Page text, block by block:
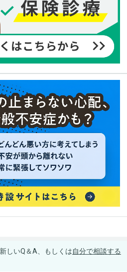
しいQ＆A、もしくは自分で相談する